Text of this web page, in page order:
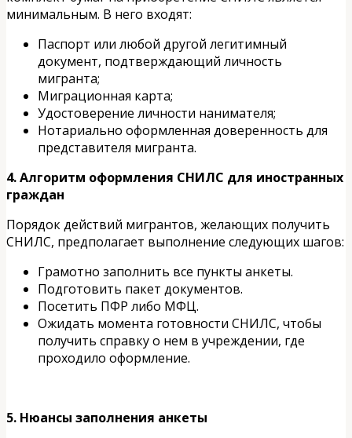
минимальным. В него входят:
Паспорт или любой другой легитимный
документ, подтверждающий личность
мигранта;
Миграционная карта;
Удостоверение личности нанимателя;
Нотариально оформленная доверенность для
представителя мигранта.
4. Алгоритм оформления СНИЛС для иностранных
граждан
Порядок действий мигрантов, желающих получить
СНИЛС, предполагает выполнение следующих шагов:
Грамотно заполнить все пункты анкеты.
Подготовить пакет документов.
Посетить ПФР либо МФЦ.
Ожидать момента готовности СНИЛС, чтобы
получить справку о нем в учреждении, где
проходило оформление.
5. Нюансы заполнения анкеты